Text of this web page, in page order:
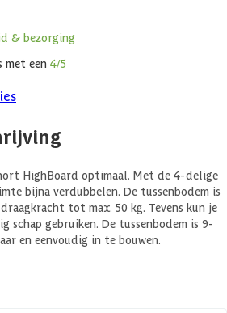
& bezorging
met een 4/5
HighBoard optimaal. Met de 4-delige
bijna verdubbelen. De tussenbodem is
tot max. 50 kg. Tevens kun je
schap gebruiken. De tussenbodem is 9-
en eenvoudig in te bouwen.